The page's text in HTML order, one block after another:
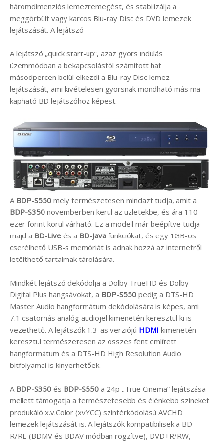
háromdimenziós lemezremegést, és stabilizálja a
meggörbült vagy karcos Blu-ray Disc és DVD lemezek
lejátszását. A lejátszó
A lejátszó „quick start-up”, azaz gyors indulás
üzemmódban a bekapcsolástól számított hat
másodpercen belül elkezdi a Blu-ray Disc lemez
lejátszását, ami kivételesen gyorsnak mondható más ma
kapható BD lejátszóhoz képest.
A BDP-S550 mely természetesen mindazt tudja, amit a
BDP-S350 novemberben kerül az üzletekbe, és ára 110
ezer forint körül várható. Ez a modell már beépítve tudja
majd a BD-Live és a BD-Java funkciókat, és egy 1GB-os
cserélhető USB-s memóriát is adnak hozzá az internetről
letölthető tartalmak tárolására.
Mindkét lejátszó dekódolja a Dolby TrueHD és Dolby
Digital Plus hangsávokat, a BDP-S550 pedig a DTS-HD
Master Audio hangformátum dekódolására is képes, ami
7.1 csatornás analóg audiojel kimenetén keresztül ki is
vezethető. A lejátszók 1.3-as verziójú HDMI kimenetén
keresztül természetesen az összes fent említett
hangformátum és a DTS-HD High Resolution Audio
bitfolyamai is kinyerhetőek.
A BDP-S350 és BDP-S550 a 24p „True Cinema” lejátszása
mellett támogatja a természetesebb és élénkebb színeket
produkáló x.v.Color (xvYCC) színtérkódolású AVCHD
lemezek lejátszását is. A lejátszók kompatibilisek a BD-
R/RE (BDMV és BDAV módban rögzítve), DVD+R/RW,